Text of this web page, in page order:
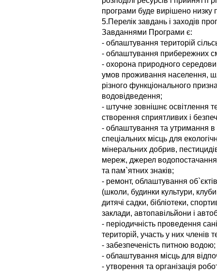
програми буде вирішено низку
5.Перелік завдань і заходів
Завданнями Програми є:
- облаштування територій
- облаштування прибережних
- охорона природного
умов проживання населення,
різного функціонального
водовідведення;
- штучне зовнішнє освітлення
створення сприятливих і
- облаштування та утримання
спеціальних місць для
мінеральних добрив,
мереж, джерел
та пам`ятних знаків;
- ремонт, облаштування
(школи, будинки культури,
дитячі садки, бібліотеки,
заклади, автопавільйони і
- періодичність проведення
територій, участь у них членів
- забезпеченість питною водою;
- облаштування місць для
- утворення та організація